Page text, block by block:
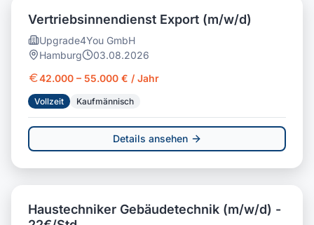
Vertriebsinnendienst Export (m/w/d)
Upgrade4You GmbH
Hamburg
03.08.2026
42.000 – 55.000 € / Jahr
Vollzeit Kaufmännisch
Details ansehen
Haustechniker Gebäudetechnik (m/w/d) -